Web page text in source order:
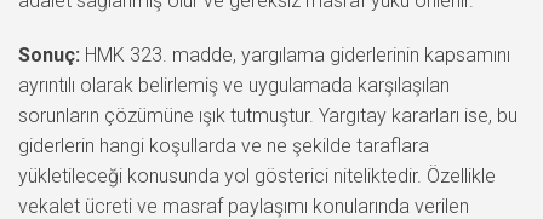
Sonuç: HMK 323. madde, yargılama giderlerinin kapsamını
ayrıntılı olarak belirlemiş ve uygulamada karşılaşılan
sorunların çözümüne ışık tutmuştur. Yargıtay kararları ise, bu
giderlerin hangi koşullarda ve ne şekilde taraflara
yükletileceği konusunda yol gösterici niteliktedir. Özellikle
vekalet ücreti ve masraf paylaşımı konularında verilen